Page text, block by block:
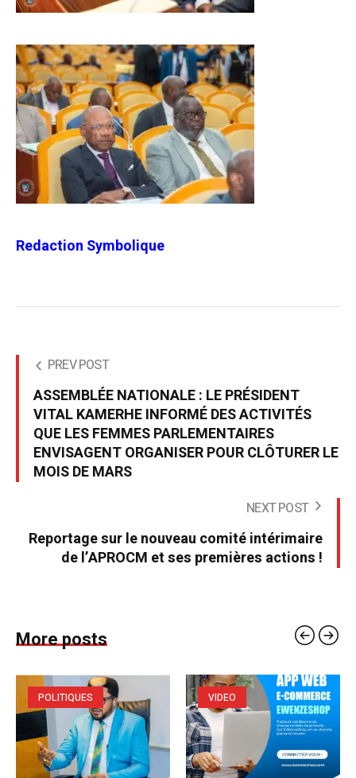
Redaction Symbolique
PREV POST
ASSEMBLÉE NATIONALE : LE PRÉSIDENT
VITAL KAMERHE INFORMÉ DES ACTIVITÉS
QUE LES FEMMES PARLEMENTAIRES
ENVISAGENT ORGANISER POUR CLÔTURER LE
MOIS DE MARS
NEXT POST
Reportage sur le nouveau comité intérimaire
de l’APROCM et ses premières actions !
More posts
POLITIQUES VIDEO